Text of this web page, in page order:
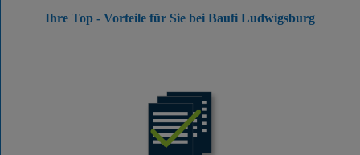
Ihre Top - Vorteile für Sie bei Baufi Ludwigsburg